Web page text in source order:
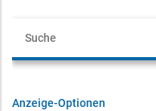
Anzeige-Optionen